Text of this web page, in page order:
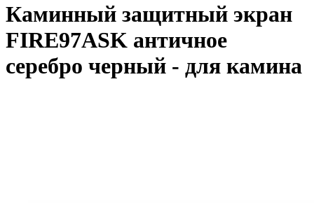
Каминный защитный экран
FIRE97ASK античное
серебро черный - для камина